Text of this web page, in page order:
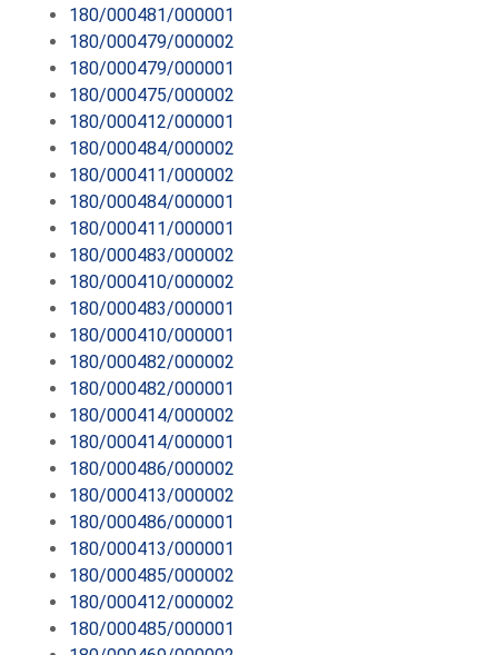
180/000481/000001
180/000479/000002
180/000479/000001
180/000475/000002
180/000412/000001
180/000484/000002
180/000411/000002
180/000484/000001
180/000411/000001
180/000483/000002
180/000410/000002
180/000483/000001
180/000410/000001
180/000482/000002
180/000482/000001
180/000414/000002
180/000414/000001
180/000486/000002
180/000413/000002
180/000486/000001
180/000413/000001
180/000485/000002
180/000412/000002
180/000485/000001